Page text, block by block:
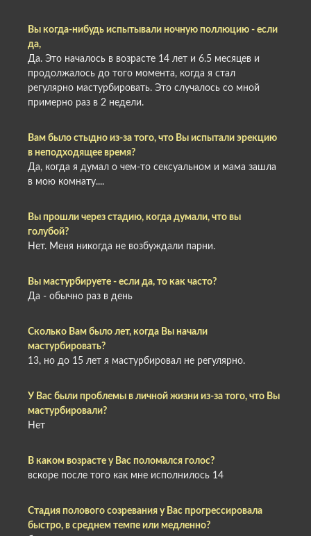
Вы когда-нибудь испытывали ночную поллюцию - если
да,
Да. Это началось в возрасте 14 лет и 6.5 месяцев и
продолжалось до того момента, когда я стал
регулярно мастурбировать. Это случалось со мной
примерно раз в 2 недели.
Вам было стыдно из-за того, что Вы испытали эрекцию
в неподходящее время?
Да, когда я думал о чем-то сексуальном и мама зашла
в мою комнату....
Вы прошли через стадию, когда думали, что вы
голубой?
Нет. Меня никогда не возбуждали парни.
Вы мастурбируете - если да, то как часто?
Да - обычно раз в день
Сколько Вам было лет, когда Вы начали
мастурбировать?
13, но до 15 лет я мастурбировал не регулярно.
У Вас были проблемы в личной жизни из-за того, что Вы
мастурбировали?
Нет
В каком возрасте у Вас поломался голос?
вскоре после того как мне исполнилось 14
Стадия полового созревания у Вас прогрессировала
быстро, в среднем темпе или медленно?